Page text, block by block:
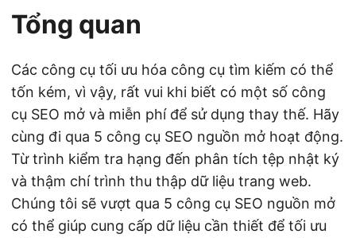
Tổng quan
Các công cụ tối ưu hóa công cụ tìm kiếm có thể
tốn kém, vì vậy, rất vui khi biết có một số công
cụ SEO mở và miễn phí để sử dụng thay thế. Hãy
cùng đi qua 5 công cụ SEO nguồn mở hoạt động.
Từ trình kiểm tra hạng đến phân tích tệp nhật ký
và thậm chí trình thu thập dữ liệu trang web.
Chúng tôi sẽ vượt qua 5 công cụ SEO nguồn mở
có thể giúp cung cấp dữ liệu cần thiết để tối ưu